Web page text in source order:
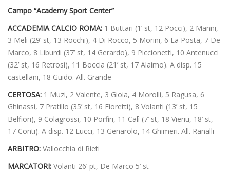
Campo “Academy Sport Center”
ACCADEMIA CALCIO ROMA: 1 Buttari (1’ st, 12 Pocci), 2 Manni,
3 Meli (29’ st, 13 Rocchi), 4 Di Rocco, 5 Morini, 6 La Posta, 7 De
Marco, 8 Liburdi (37’ st, 14 Gerardo), 9 Piccionetti, 10 Antenucci
(32’ st, 16 Retrosi), 11 Boccia (21’ st, 17 Alaimo). A disp. 15
castellani, 18 Guido. All. Grande
CERTOSA: 1 Muzi, 2 Valente, 3 Gioia, 4 Morolli, 5 Ragusa, 6
Ghinassi, 7 Pratillo (35’ st, 16 Fioretti), 8 Volanti (13’ st, 15
Belfiori), 9 Colagrossi, 10 Porfiri, 11 Calì (7’ st, 18 Vieriu, 18’ st,
17 Conti). A disp. 12 Lucci, 13 Genarolo, 14 Ghimeri. All. Ranalli
ARBITRO: Vallocchia di Rieti
MARCATORI: Volanti 26’ pt, De Marco 5’ st